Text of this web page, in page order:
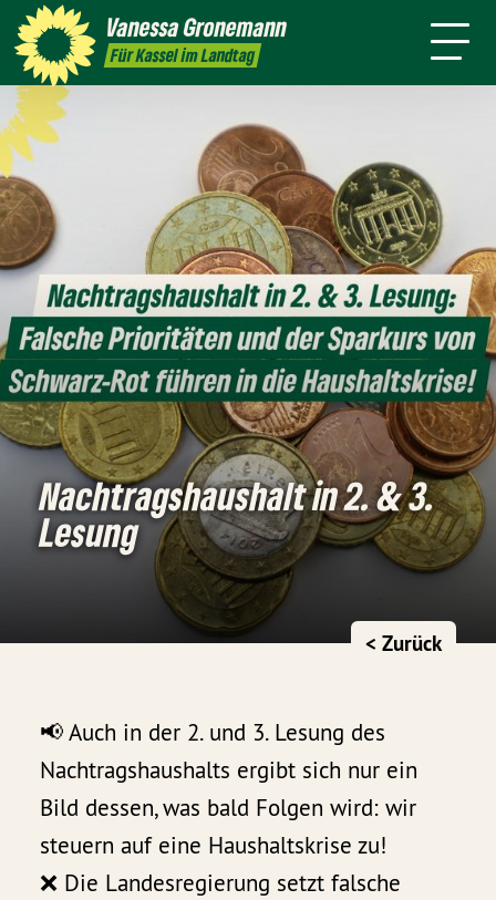
VanessaGronemann
Für Kassel im Landtag
Kontakt Mitmachen
Themen
Nachtragshaushalt in 2. & 3.
Lesung
< Zurück
📢 Auch in der 2. und 3. Lesung des
Nachtragshaushalts ergibt sich nur ein
Bild dessen, was bald Folgen wird: wir
steuern auf eine Haushaltskrise zu!
❌ Die Landesregierung setzt falsche